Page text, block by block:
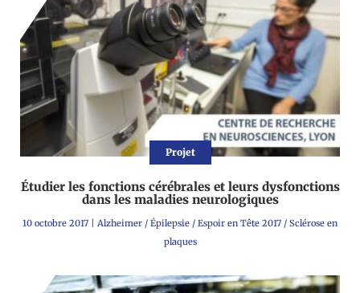
Projet
Étudier les fonctions cérébrales et leurs dysfonctions
dans les maladies neurologiques
10 octobre 2017 Alzheimer / Épilepsie / Espoir en Tête 2017 / Sclérose en
plaques